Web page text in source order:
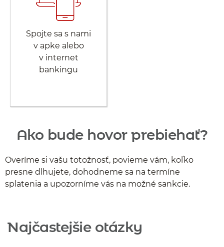
Spojte sa s nami
v apke alebo
v internet
bankingu
Ako bude hovor prebiehať?
Overíme si vašu totožnosť, povieme vám, koľko
presne dlhujete, dohodneme sa na termíne
splatenia a upozorníme vás na možné sankcie.
Najčastejšie otázky